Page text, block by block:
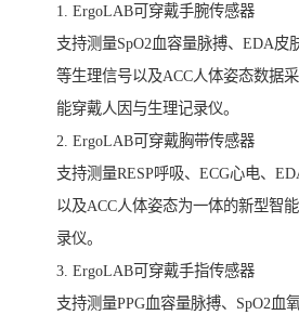
1. ErgoLAB可穿戴手腕传感器
支持测量SpO2血容量脉搏、EDA皮
等生理信号以及ACC人体姿态数据
能穿戴人因与生理记录仪。
2. ErgoLAB可穿戴胸带传感器
支持测量RESP呼吸、ECG心电、
以及ACC人体姿态为一体的新型智
录仪。
3. ErgoLAB可穿戴手指传感器
支持测量PPG血容量脉搏、SpO2血